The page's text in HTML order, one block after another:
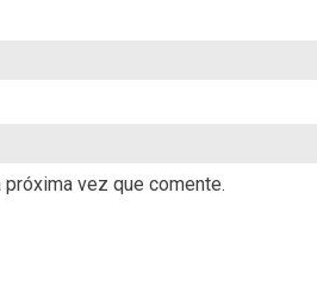
vez que comente.